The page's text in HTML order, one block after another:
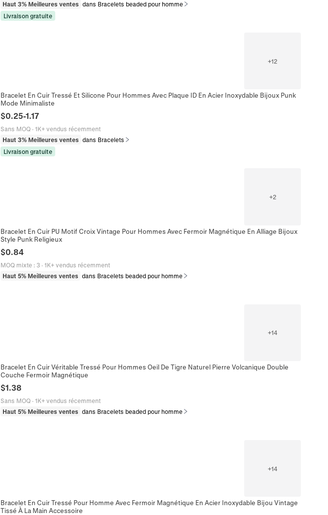
Haut 3% Meilleures ventes dans Bracelets beaded pour homme
Livraison gratuite
+12
Bracelet En Cuir Tressé Et Silicone Pour Hommes Avec Plaque ID En Acier Inoxydable Bijoux Punk
Mode Minimaliste
$0.25-1.17
Sans MOQ · 1K+ vendus récemment
Haut 3% Meilleures ventes dans Bracelets
Livraison gratuite
+2
Bracelet En Cuir PU Motif Croix Vintage Pour Hommes Avec Fermoir Magnétique En Alliage Bijoux
Style Punk Religieux
$0.84
MOQ mixte : 3 · 1K+ vendus récemment
Haut 5% Meilleures ventes dans Bracelets beaded pour homme
+14
Bracelet En Cuir Véritable Tressé Pour Hommes Oeil De Tigre Naturel Pierre Volcanique Double
Couche Fermoir Magnétique
$1.38
Sans MOQ · 1K+ vendus récemment
Haut 5% Meilleures ventes dans Bracelets beaded pour homme
+14
Bracelet En Cuir Tressé Pour Homme Avec Fermoir Magnétique En Acier Inoxydable Bijou Vintage
Tissé À La Main Accessoire